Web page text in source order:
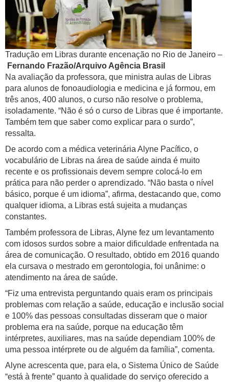
Tradução em Libras durante encenação no Rio de Janeiro –
Fernando Frazão/Arquivo Agência Brasil
Na avaliação da professora, que ministra aulas de Libras
para alunos de fonoaudiologia e medicina e já formou, em
três anos, 400 alunos, o curso não resolve o problema,
isoladamente. “Não é só o curso de Libras que é importante.
Também tem que saber como explicar para o surdo”,
ressalta.
De acordo com a médica veterinária Alyne Pacífico, o
vocabulário de Libras na área de saúde ainda é muito
recente e os profissionais devem sempre colocá-lo em
prática para não perder o aprendizado. “Não basta o nível
básico, porque é um idioma”, afirma, destacando que, como
qualquer idioma, a Libras está sujeita a mudanças
constantes.
Também professora de Libras, Alyne fez um levantamento
com idosos surdos sobre a maior dificuldade enfrentada na
área de comunicação. O resultado, obtido em 2016 quando
ela cursava o mestrado em gerontologia, foi unânime: o
atendimento na área de saúde.
“Fiz uma entrevista perguntando quais eram os principais
problemas com relação a saúde, educação e inclusão social
e 100% das pessoas consultadas disseram que o maior
problema era na saúde, porque na educação têm
intérpretes, auxiliares, mas na saúde dependiam 100% de
uma pessoa intérprete ou de alguém da família”, comenta.
Alyne acrescenta que, para ela, o Sistema Único de Saúde
“está à frente” quanto à qualidade do serviço oferecido a